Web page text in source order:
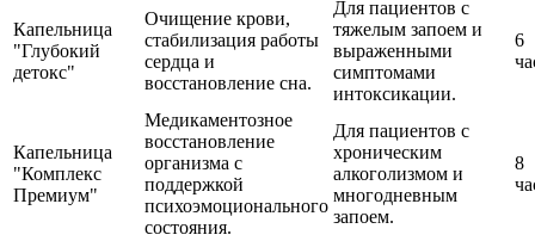
Капельница
"Глубокий
детокс"
Очищение крови,
стабилизация работы
сердца и
восстановление сна.
Для пациентов с
тяжелым запоем и
выраженными
симптомами
интоксикации.
6
Капельница
"Комплекс
Премиум"
Медикаментозное
восстановление
организма с
поддержкой
психоэмоционального
состояния.
Для пациентов с
хроническим
алкоголизмом и
многодневным
запоем.
8